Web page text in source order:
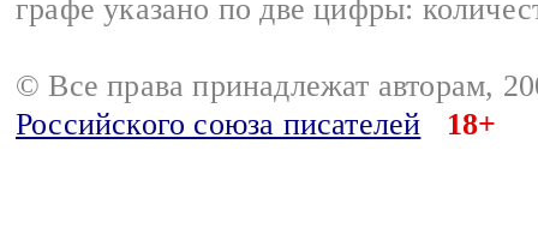
графе указано по две цифры:
© Все права принадлежат авторам,
Российского союза писателей
18+